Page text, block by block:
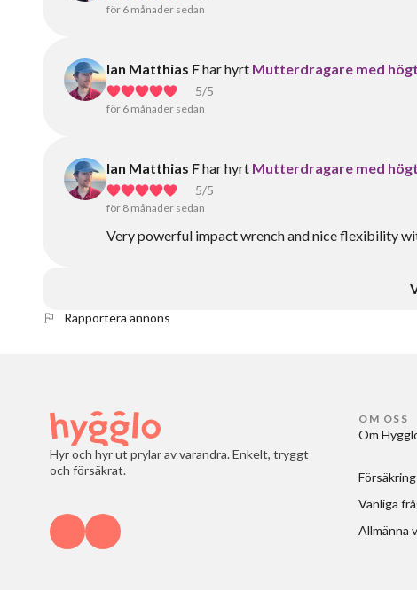
för 6 månader sedan
Ian Matthias Fhar hyrt Mutterdragare med
5/5
för 6 månader sedan
Ian Matthias Fhar hyrt Mutterdragare med
5/5
för 8 månader sedan
Very powerful impact wrench and nice flexibility
Rapportera annons
Hyr och hyr ut prylar av varandra. Enkelt, tryggt
och försäkrat.
OM OSS
Om
Försäkring
Vanliga
Allmänna